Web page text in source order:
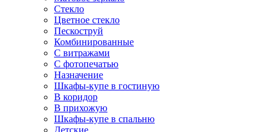
Стекло
Цветное стекло
Пескоструй
Комбинированные
С витражами
С фотопечатью
Назначение
Шкафы-купе в гостиную
В коридор
В прихожую
Шкафы-купе в спальню
Детские